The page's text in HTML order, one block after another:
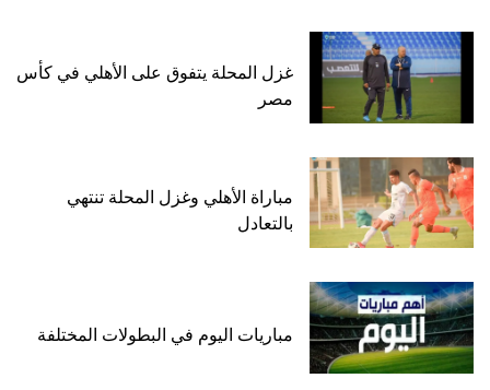
غزل المحلة يتفوق على الأهلي في كأس
مصر
مباراة الأهلي وغزل المحلة تنتهي
بالتعادل
مباريات اليوم في البطولات المختلفة